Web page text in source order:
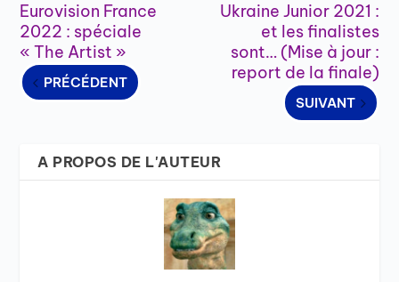
Eurovision France
2022 : spéciale
« The Artist »
PRÉCÉDENT
Ukraine Junior 2021 :
et les finalistes
sont… (Mise à jour :
report de la finale)
SUIVANT
A PROPOS DE L'AUTEUR